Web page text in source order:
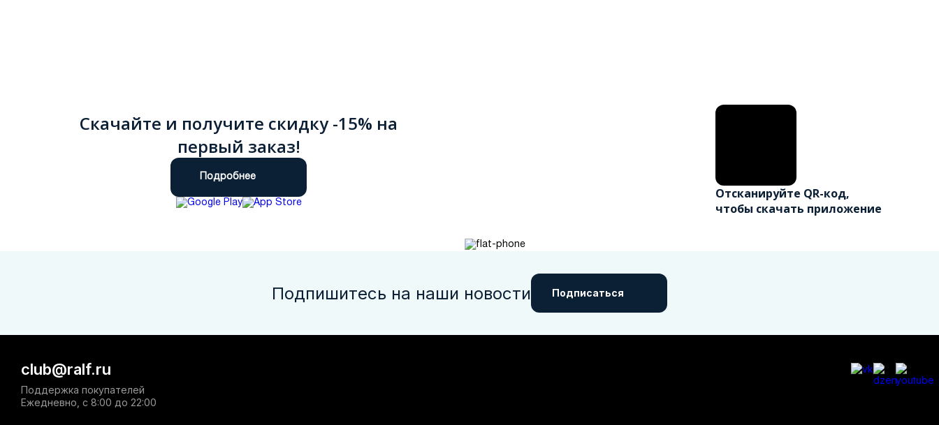
Скачайте и получите скидку -15% на
первый заказ!
Подробнее
Отсканируйте QR-код,
чтобы скачать приложение
Подпишитесь на наши новости Подписаться
club@ralf.ru
Поддержка покупателей
Ежедневно, с 8:00 до 22:00